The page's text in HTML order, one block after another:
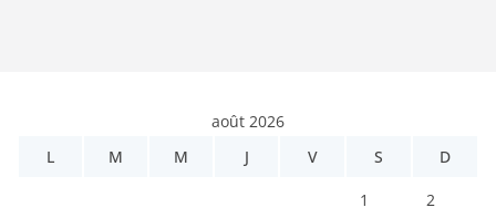
août 2026
L
M M J V S D
1 2